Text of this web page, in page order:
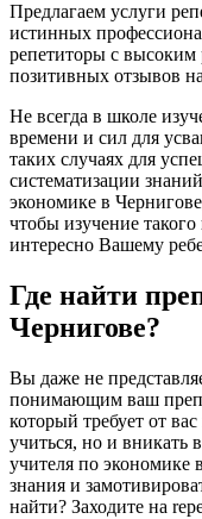
Предлагаем услуги
истинных
репетиторы с высоким
позитивных отзывов
Не всегда в школе
времени и сил для
таких случаях для
систематизации
экономике в
чтобы изучение
интересно Вашему
Где найти
Чернигове?
Вы даже не
понимающим ваш
который требует от
учиться, но и вникать
учителя по экономике
знания и
найти? Заходите на